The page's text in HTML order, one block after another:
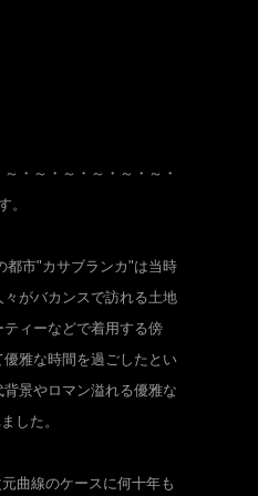
・～・～・～・～・～・
。
都市"カサブランカ"は当時
がバカンスで訪れる土地
ィーなどで着用する傍
雅な時間を過ごしたとい
景やロマン溢れる優雅な
した。
曲線のケースに何十年も